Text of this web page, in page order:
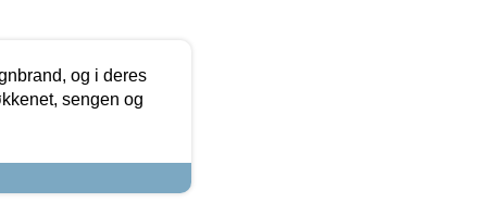
og i deres
sengen og